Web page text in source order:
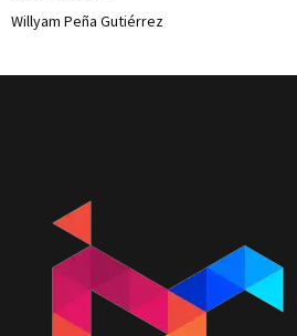
Willyam Peña Gutiérrez